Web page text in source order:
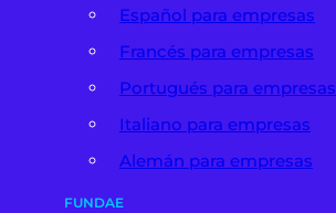
Español para empresas
Francés para empresas
Portugués para empresas
Italiano para empresas
Alemán para empresas
FUNDAE